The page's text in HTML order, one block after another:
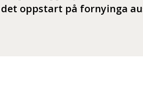
oppstart på fornyinga